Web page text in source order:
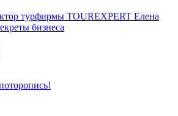
турфирмы TOUREXPERT Елена
бизнеса